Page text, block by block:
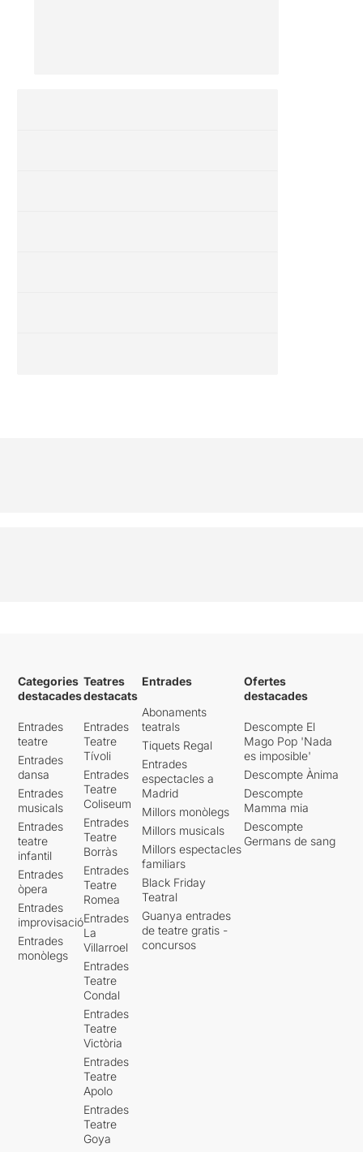
Categories
destacades
Entrades
teatre
Entrades
dansa
Entrades
musicals
Entrades
teatre
infantil
Entrades
òpera
Entrades
improvisació
Entrades
monòlegs
Teatres
destacats
Entrades
Teatre
Tívoli
Entrades
Teatre
Coliseum
Entrades
Teatre
Borràs
Entrades
Teatre
Romea
Entrades
La
Villarroel
Entrades
Teatre
Condal
Entrades
Teatre
Victòria
Entrades
Teatre
Apolo
Entrades
Teatre
Goya
Entrades
Abonaments
teatrals
Tiquets Regal
Entrades
espectacles a
Madrid
Millors monòlegs
Millors musicals
Millors espectacles
familiars
Black Friday
Teatral
Guanya entrades
de teatre gratis -
concursos
Ofertes
destacades
Descompte El
Mago Pop 'Nada
es imposible'
Descompte Ànima
Descompte
Mamma mia
Descompte
Germans de sang